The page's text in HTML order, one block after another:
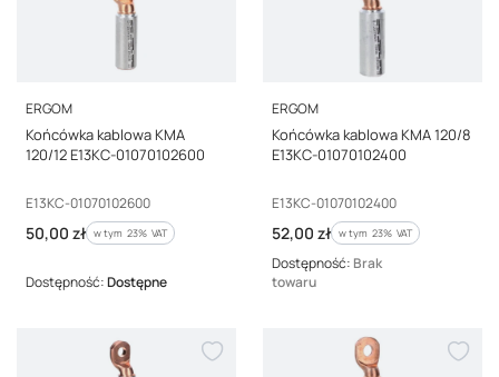
PRODUCENT
ERGOM
Końcówka kablowa KMA
120/12 E13KC-01070102600
Kod producenta
E13KC-01070102600
Cena brutto
50,00 zł w tym %s VAT
w tym 23% VAT
Dostępność:Dostępne
PRODUCENT
ERGOM
Końcówka kablowa KMA 120/8
E13KC-01070102400
Kod producenta
E13KC-01070102400
Cena brutto
52,00 zł w tym %s VAT
w tym 23% VAT
Dostępność: Brak
towaru